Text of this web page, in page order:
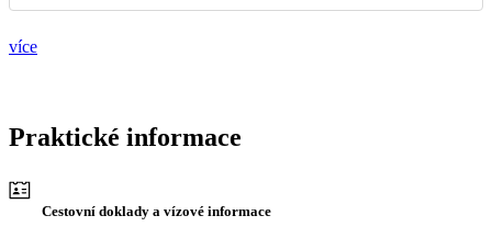
více
Praktické informace
Cestovní doklady a vízové informace